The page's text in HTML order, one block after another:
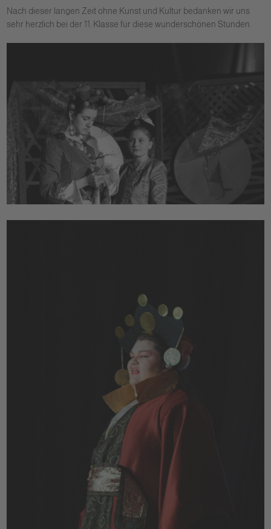
Nach dieser langen Zeit ohne Kunst und Kultur bedanken wir uns
sehr herzlich bei der 11. Klasse für diese wunderschönen Stunden.